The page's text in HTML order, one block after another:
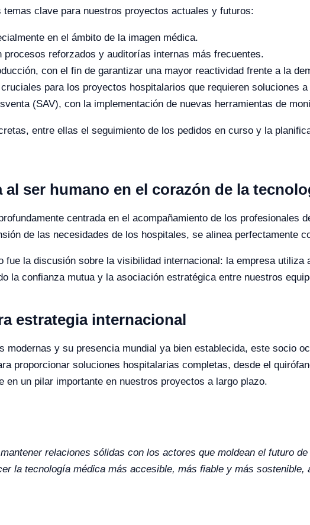
clave para nuestros proyectos actuales y futuros:
en el ámbito de la imagen médica.
procesos reforzados y auditorías internas más frecuentes.
con el fin de garantizar una mayor reactividad frente a la
para los proyectos hospitalarios que requieren soluciones a
(SAV), con la implementación de nuevas herramientas de
entre ellas el seguimiento de los pedidos en curso y la
ser humano en el corazón de la
centrada en el acompañamiento de los profesionales
de las necesidades de los hospitales, se alinea perfectamente
fue la discusión sobre la visibilidad internacional: la empresa utiliza
la confianza mutua y la asociación estratégica entre nuestros
estrategia internacional
modernas y su presencia mundial ya bien establecida, este socio
proporcionar soluciones hospitalarias completas, desde el
un pilar importante en nuestros proyectos a largo plazo.
relaciones sólidas con los actores que moldean el futuro
la tecnología médica más accesible, más fiable y más